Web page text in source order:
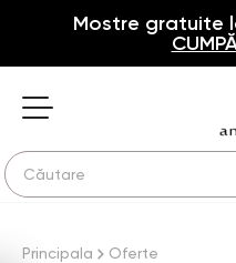
Mostre gratuite
Principala Oferte